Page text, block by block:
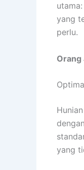
yang
perlu.
Orang
yang